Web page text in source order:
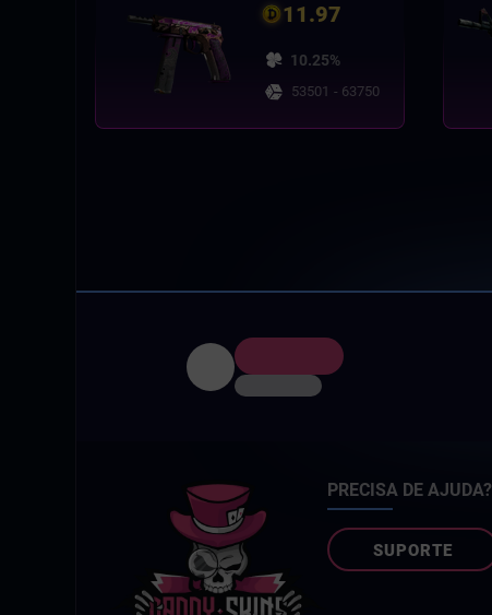
11.97
10.25%
53501 - 63750
PRECISA DE AJUDA?
SUPORTE